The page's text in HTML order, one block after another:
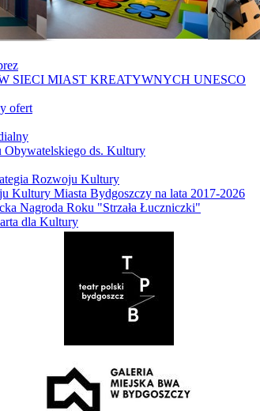
SIECI MIAST KREATYWNYCH UNESCO
ofert
Obywatelskiego ds. Kultury
Rozwoju Kultury
Kultury Miasta Bydgoszczy na lata 2017-2026
Nagroda Roku "Strzała Łuczniczki"
dla Kultury